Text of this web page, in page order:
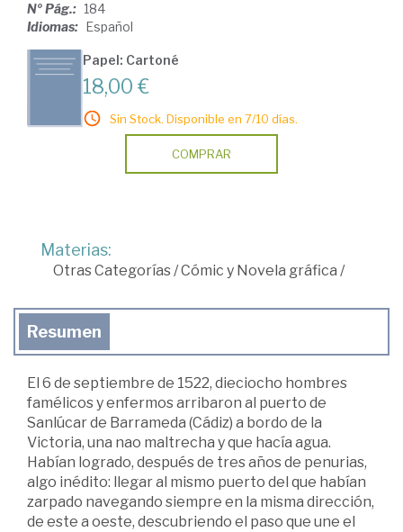
Nº Pág.: 184
Idiomas: Español
Papel: Cartoné
18,00 €
Sin Stock. Disponible en 7/10 días.
COMPRAR
Materias:
Otras Categorías/Cómic y Novela gráfica /
Resumen
El 6 de septiembre de 1522, dieciocho hombres
famélicos y enfermos arribaron al puerto de
Sanlúcar de Barrameda (Cádiz) a bordo de la
Victoria, una nao maltrecha y que hacía agua.
Habían logrado, después de tres años de penurias,
algo inédito: llegar al mismo puerto del que habían
zarpado navegando siempre en la misma dirección,
de este a oeste, descubriendo el paso que une el